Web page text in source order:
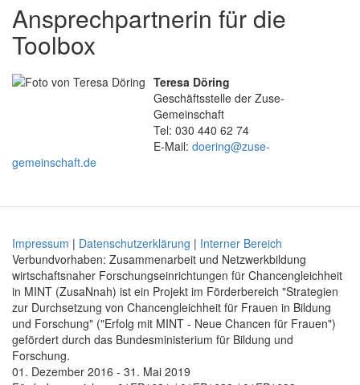
Ansprechpartnerin für die
Toolbox
Teresa Döring
Geschäftsstelle der Zuse-
Gemeinschaft
Tel: 030 440 62 74
E-Mail: doering@zuse-
gemeinschaft.de
Impressum | Datenschutzerklärung | Interner Bereich
Verbundvorhaben: Zusammenarbeit und Netzwerkbildung
wirtschaftsnaher Forschungseinrichtungen für Chancengleichheit
in MINT (ZusaNnah) ist ein Projekt im Förderbereich "Strategien
zur Durchsetzung von Chancengleichheit für Frauen in Bildung
und Forschung" ("Erfolg mit MINT - Neue Chancen für Frauen")
gefördert durch das Bundesministerium für Bildung und
Forschung.
01. Dezember 2016 - 31. Mai 2019